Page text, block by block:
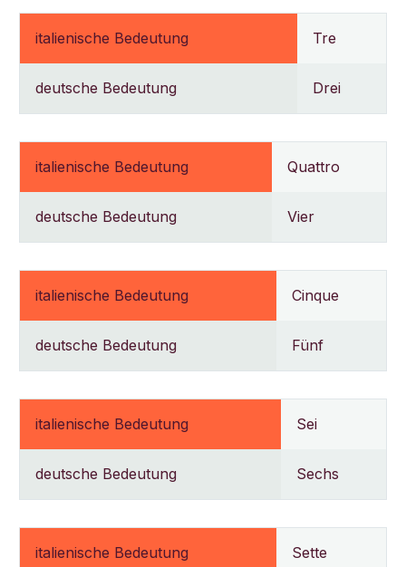
italienische Bedeutung Tre
deutsche Bedeutung Drei
italienische Bedeutung Quattro
deutsche Bedeutung Vier
italienische Bedeutung Cinque
deutsche Bedeutung Fünf
italienische Bedeutung Sei
deutsche Bedeutung Sechs
italienische Bedeutung Sette